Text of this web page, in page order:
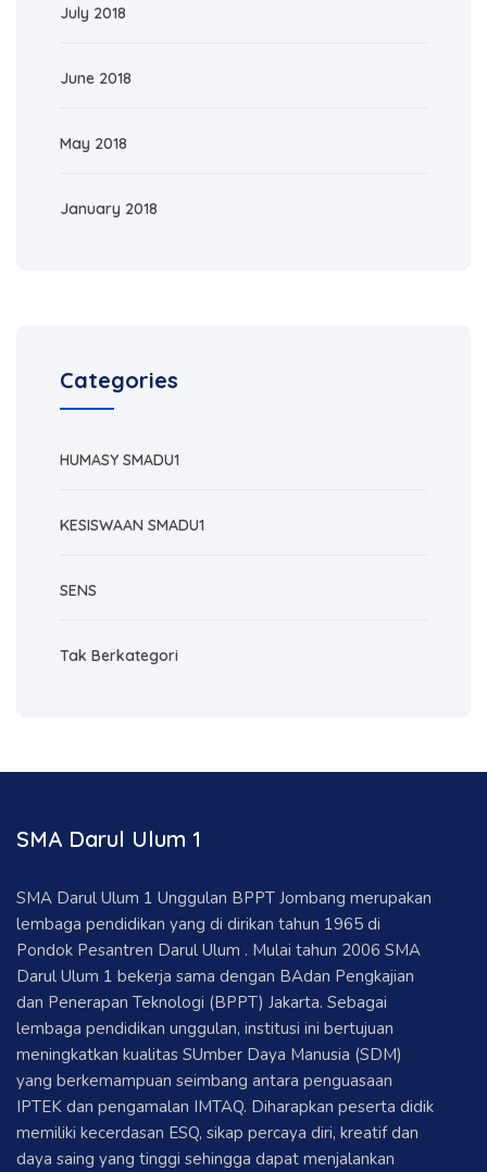
July 2018
June 2018
May 2018
January 2018
Categories
HUMASY SMADU1
KESISWAAN SMADU1
SENS
Tak Berkategori
SMA Darul Ulum 1
SMA Darul Ulum 1 Unggulan BPPT Jombang merupakan
lembaga pendidikan yang di dirikan tahun 1965 di
Pondok Pesantren Darul Ulum . Mulai tahun 2006 SMA
Darul Ulum 1 bekerja sama dengan BAdan Pengkajian
dan Penerapan Teknologi (BPPT) Jakarta. Sebagai
lembaga pendidikan unggulan, institusi ini bertujuan
meningkatkan kualitas SUmber Daya Manusia (SDM)
yang berkemampuan seimbang antara penguasaan
IPTEK dan pengamalan IMTAQ. Diharapkan peserta didik
memiliki kecerdasan ESQ, sikap percaya diri, kreatif dan
daya saing yang tinggi sehingga dapat menjalankan